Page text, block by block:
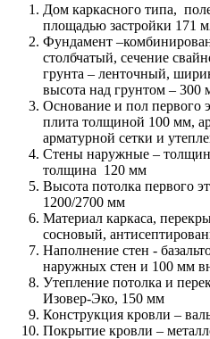
Дом каркасного типа,
площадью застройки 171
Фундамент
столбчатый, сечение
грунта – ленточный,
высота над грунтом – 300
Основание и пол первого
плита толщиной 100 мм,
арматурной сетки и
Стены наружные –
толщина 120 мм
Высота потолка первого
1200/2700 мм
Материал каркаса,
сосновый,
Наполнение стен -
наружных стен и 100 мм
Утепление потолка и
Изовер-Эко, 150 мм
Конструкция кровли –
Покрытие кровли –